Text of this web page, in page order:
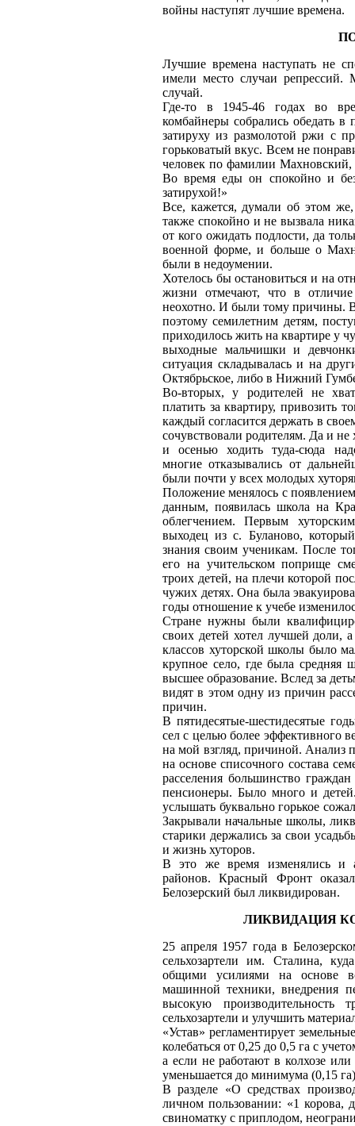
войны наступят лучшие времена.
Лучшие времена наступать не
имели место случаи
случай.
Где-то в 1945-46 годах во
комбайнеры собрались обедать
затируху из размолотой ржи с
горьковатый вкус. Всем не
человек по фамилии Махновский,
Во время еды он спокойно и
затирухой!»
Все, кажется, думали об этом
также спокойно и не вызвала
от кого ожидать подлости, да
военной форме, и больше о
были в недоумении.
Хотелось бы остановиться и на
жизни отмечают, что в
неохотно. И были тому причины.
поэтому семилетним детям,
приходилось жить на квартире у
выходные мальчишки и
ситуация складывалась и на
Октябрьское, либо в Нижний
Во-вторых, у родителей не
платить за квартиру, привозить
каждый согласится держать в
сочувствовали родителям. Да и
и осенью ходить туда-сюда
многие отказывались от
были почти у всех молодых
Положение менялось с
данным, появилась школа на
облегчением. Первым
выходец из с. Буланово,
знания своим ученикам. После
его на учительском поприще
троих детей, на плечи которой
чужих детях. Она была
годы отношение к учебе
Стране нужны были
своих детей хотел лучшей доли,
классов хуторской школы было
крупное село, где была
высшее образование. Вслед за
видят в этом одну из причин
причин.
В пятидесятые-шестидесятые
сел с целью более эффективного
на мой взгляд, причиной. Анализ
на основе списочного состава
расселения большинство
пенсионеры. Было много и
услышать буквально горькое
Закрывали начальные школы,
старики держались за свои
и жизнь хуторов.
В это же время изменялись и
районов. Красный Фронт
Белозерский был ликвидирован.
ЛИКВИДАЦИЯ
25 апреля 1957 года в
сельхозартели им. Сталина,
общими усилиями на основе
машинной техники, внедрения
высокую производительность
сельхозартели и улучшить
«Устав» регламентирует
колебаться от 0,25 до 0,5 га с
а если не работают в колхозе
уменьшается до минимума (0,15
В разделе «О средствах
личном пользовании: «1 корова,
свиноматку с приплодом,